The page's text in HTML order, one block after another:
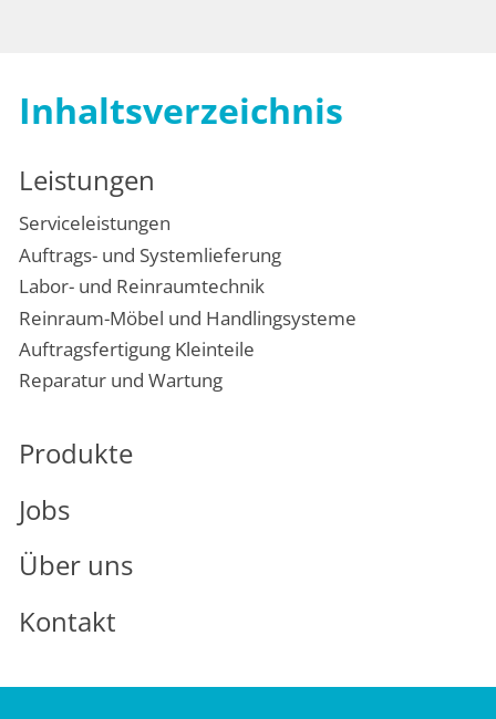
Inhaltsverzeichnis
Leistungen
Serviceleistungen
Auftrags- und Systemlieferung
Labor- und Reinraumtechnik
Reinraum-Möbel und Handlingsysteme
Auftragsfertigung Kleinteile
Reparatur und Wartung
Produkte
Jobs
Über uns
Kontakt